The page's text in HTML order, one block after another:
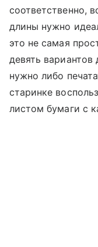
соответственно,
длины нужно
это не самая
девять
нужно либо
старинке
листом бумаги с